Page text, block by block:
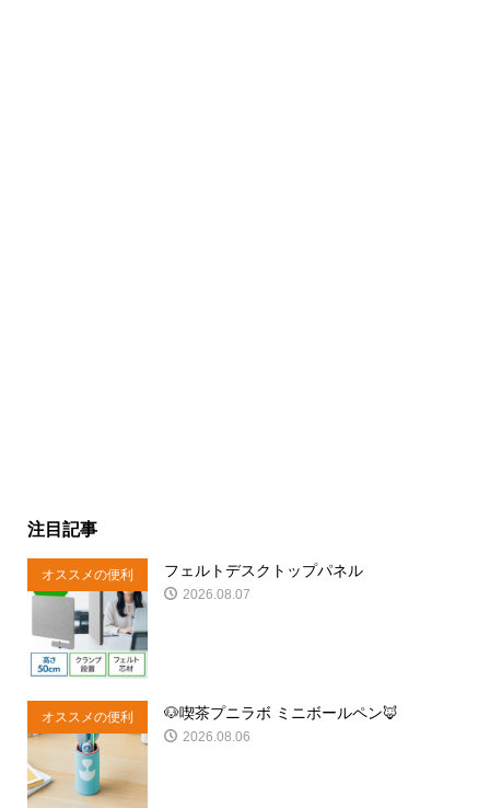
注目記事
オススメの便利
商品
フェルトデスクトップパネル
2026.08.07
オススメの便利
商品
🐶喫茶プニラボ ミニボールペン🦊
2026.08.06